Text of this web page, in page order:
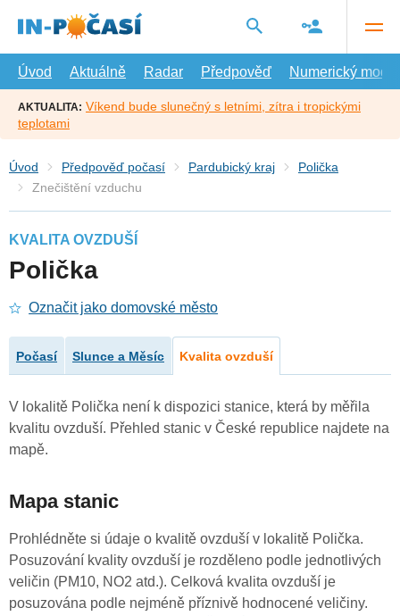
hlavní
Úvod
Aktuálně Radar Předpověď Numerický model
AKTUALITA: Víkend bude slunečný s letními, zítra i tropickými
teplotami
Úvod Předpověď počasí Pardubický kraj
Polička
Znečištění vzduchu
KVALITA OVZDUŠÍ
Polička
Označit jako domovské město
Počasí Slunce a Měsíc Kvalita ovzduší
V lokalitě Polička není k dispozici stanice, která by měřila
kvalitu ovzduší. Přehled stanic v České republice najdete na
mapě.
Mapa stanic
Prohlédněte si údaje o kvalitě ovzduší v lokalitě Polička.
Posuzování kvality ovzduší je rozděleno podle jednotlivých
veličin (PM10, NO2 atd.). Celková kvalita ovzduší je
posuzována podle nejméně příznivě hodnocené veličiny.